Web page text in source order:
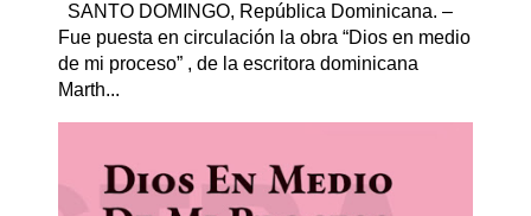
SANTO DOMINGO, República Dominicana. –
Fue puesta en circulación la obra “Dios en medio
de mi proceso” , de la escritora dominicana
Marth...